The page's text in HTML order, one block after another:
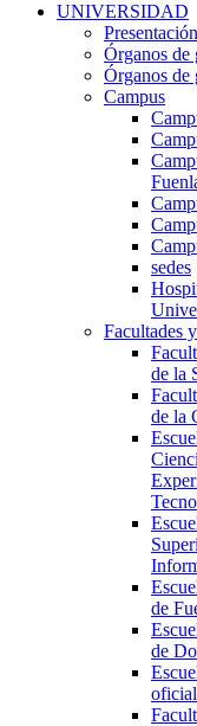
UNIVERSIDAD
Presentación
Órganos de
Órganos de
Campus
sedes
Facultades
de la
de la
de
de